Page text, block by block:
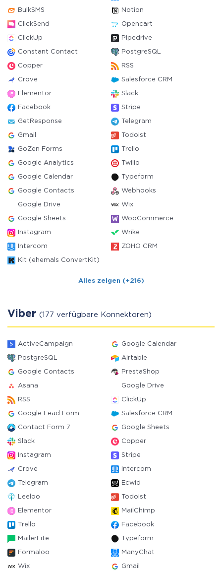
BulkSMS Notion
ClickSend Opencart
ClickUp Pipedrive
Constant Contact PostgreSQL
Copper RSS
Crove Salesforce CRM
Elementor Slack
Facebook Stripe
GetResponse Telegram
Gmail Todoist
GoZen Forms Trello
Google Analytics Twilio
Google Calendar Typeform
Google Contacts Webhooks
Google Drive Wix
Google Sheets WooCommerce
Instagram Wrike
Intercom ZOHO CRM
Kit (ehemals ConvertKit)
Alles zeigen (+216)
Viber (177 verfügbare Konnektoren)
ActiveCampaign Google Calendar
PostgreSQL Airtable
Google Contacts PrestaShop
Asana Google Drive
RSS ClickUp
Google Lead Form Salesforce CRM
Contact Form 7 Google Sheets
Slack Copper
Instagram Stripe
Crove Intercom
Telegram Ecwid
Leeloo Todoist
Elementor MailChimp
Trello Facebook
MailerLite Typeform
Formaloo ManyChat
Wix Gmail